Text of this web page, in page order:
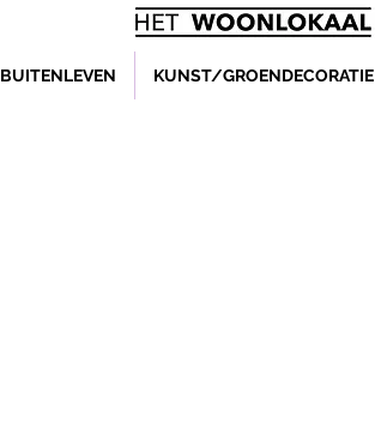
BUITENLEVEN KUNST/GROENDECORATIE